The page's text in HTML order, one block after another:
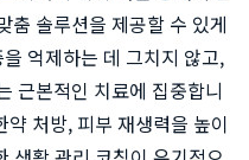
춤 솔루션을 제공할 수 있게
억제하는 데 그치지 않고,
근본적인 치료에 집중합니
처방, 피부 재생력을 높이